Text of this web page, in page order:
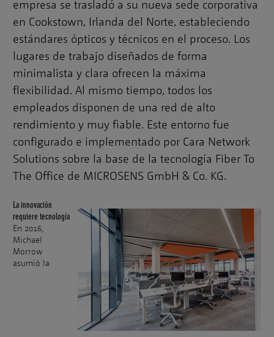
empresa se trasladó a su nueva sede corporativa
en Cookstown, Irlanda del Norte, estableciendo
estándares ópticos y técnicos en el proceso. Los
lugares de trabajo diseñados de forma
minimalista y clara ofrecen la máxima
flexibilidad. Al mismo tiempo, todos los
empleados disponen de una red de alto
rendimiento y muy fiable. Este entorno fue
configurado e implementado por Cara Network
Solutions sobre la base de la tecnología Fiber To
The Office de MICROSENS GmbH & Co. KG.
La innovación
requiere tecnología
En 2016,
Michael
Morrow
asumió la